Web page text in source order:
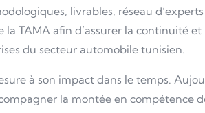
livrables, réseau
la TAMA afin d’assurer la continuité
du secteur automobile tunisien.
à son impact dans le temps.
la montée en compétence